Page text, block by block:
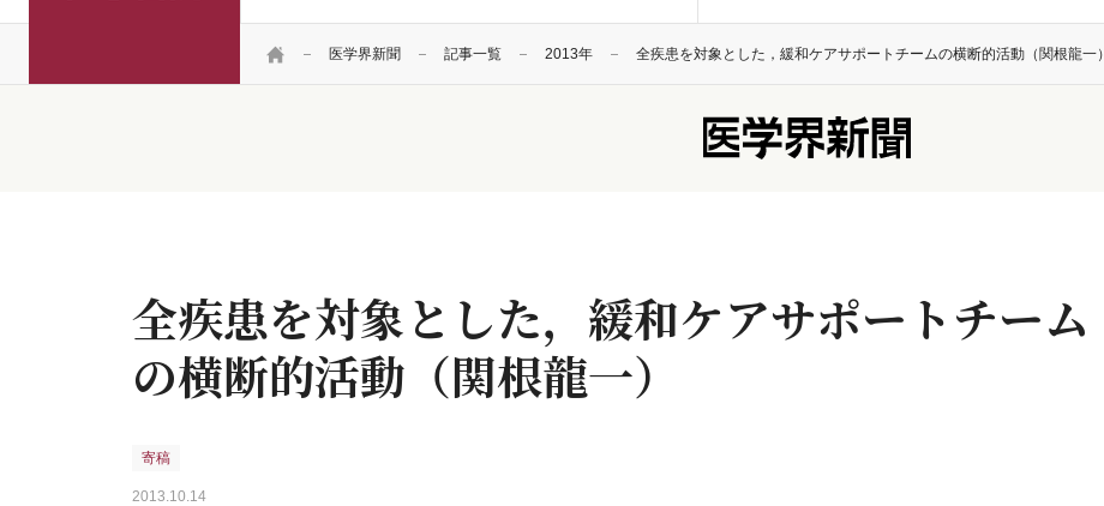
HOME 医学界新聞 記事一覧 2013年 全疾患を対象とした，緩和ケアサポートチームの横断的活動（関根龍一）
全疾患を対象とした，緩和ケアサポートチーム
の横断的活動（関根龍一）
寄稿
2013.10.14